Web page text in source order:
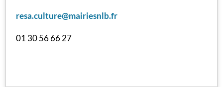
resa.culture@mairiesnlb.fr
01 30 56 66 27